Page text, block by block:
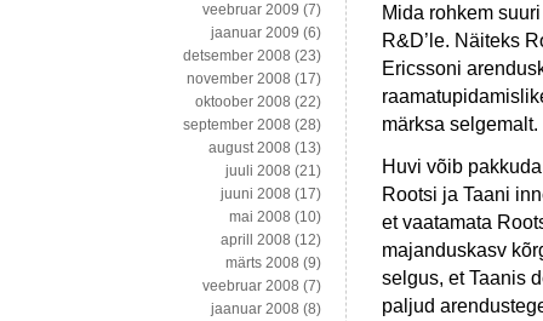
Mida rohkem
R&D’le. Näiteks
Ericssoni
märksa selgemalt.
Huvi võib
Rootsi ja Taani
et vaatamata
majanduskasv
selgus, et Taanis
paljud
veebruar 2009 (7)
jaanuar 2009 (6)
detsember 2008 (23)
november 2008 (17)
oktoober 2008 (22)
september 2008 (28)
august 2008 (13)
juuli 2008 (21)
juuni 2008 (17)
mai 2008 (10)
aprill 2008 (12)
märts 2008 (9)
veebruar 2008 (7)
jaanuar 2008 (8)